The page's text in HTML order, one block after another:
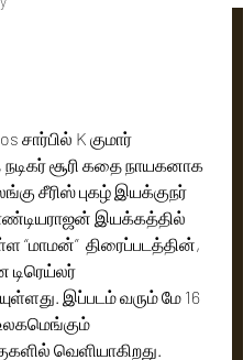
சார்பில் K குமார்
நடிகர் சூரி கதை நாயகனாக
சீரிஸ் புகழ் இயக்குநர்
இயக்கத்தில்
“மாமன்”  திரைப்படத்தின்,
இப்படம் வரும் மே 16
வெளியாகிறது.